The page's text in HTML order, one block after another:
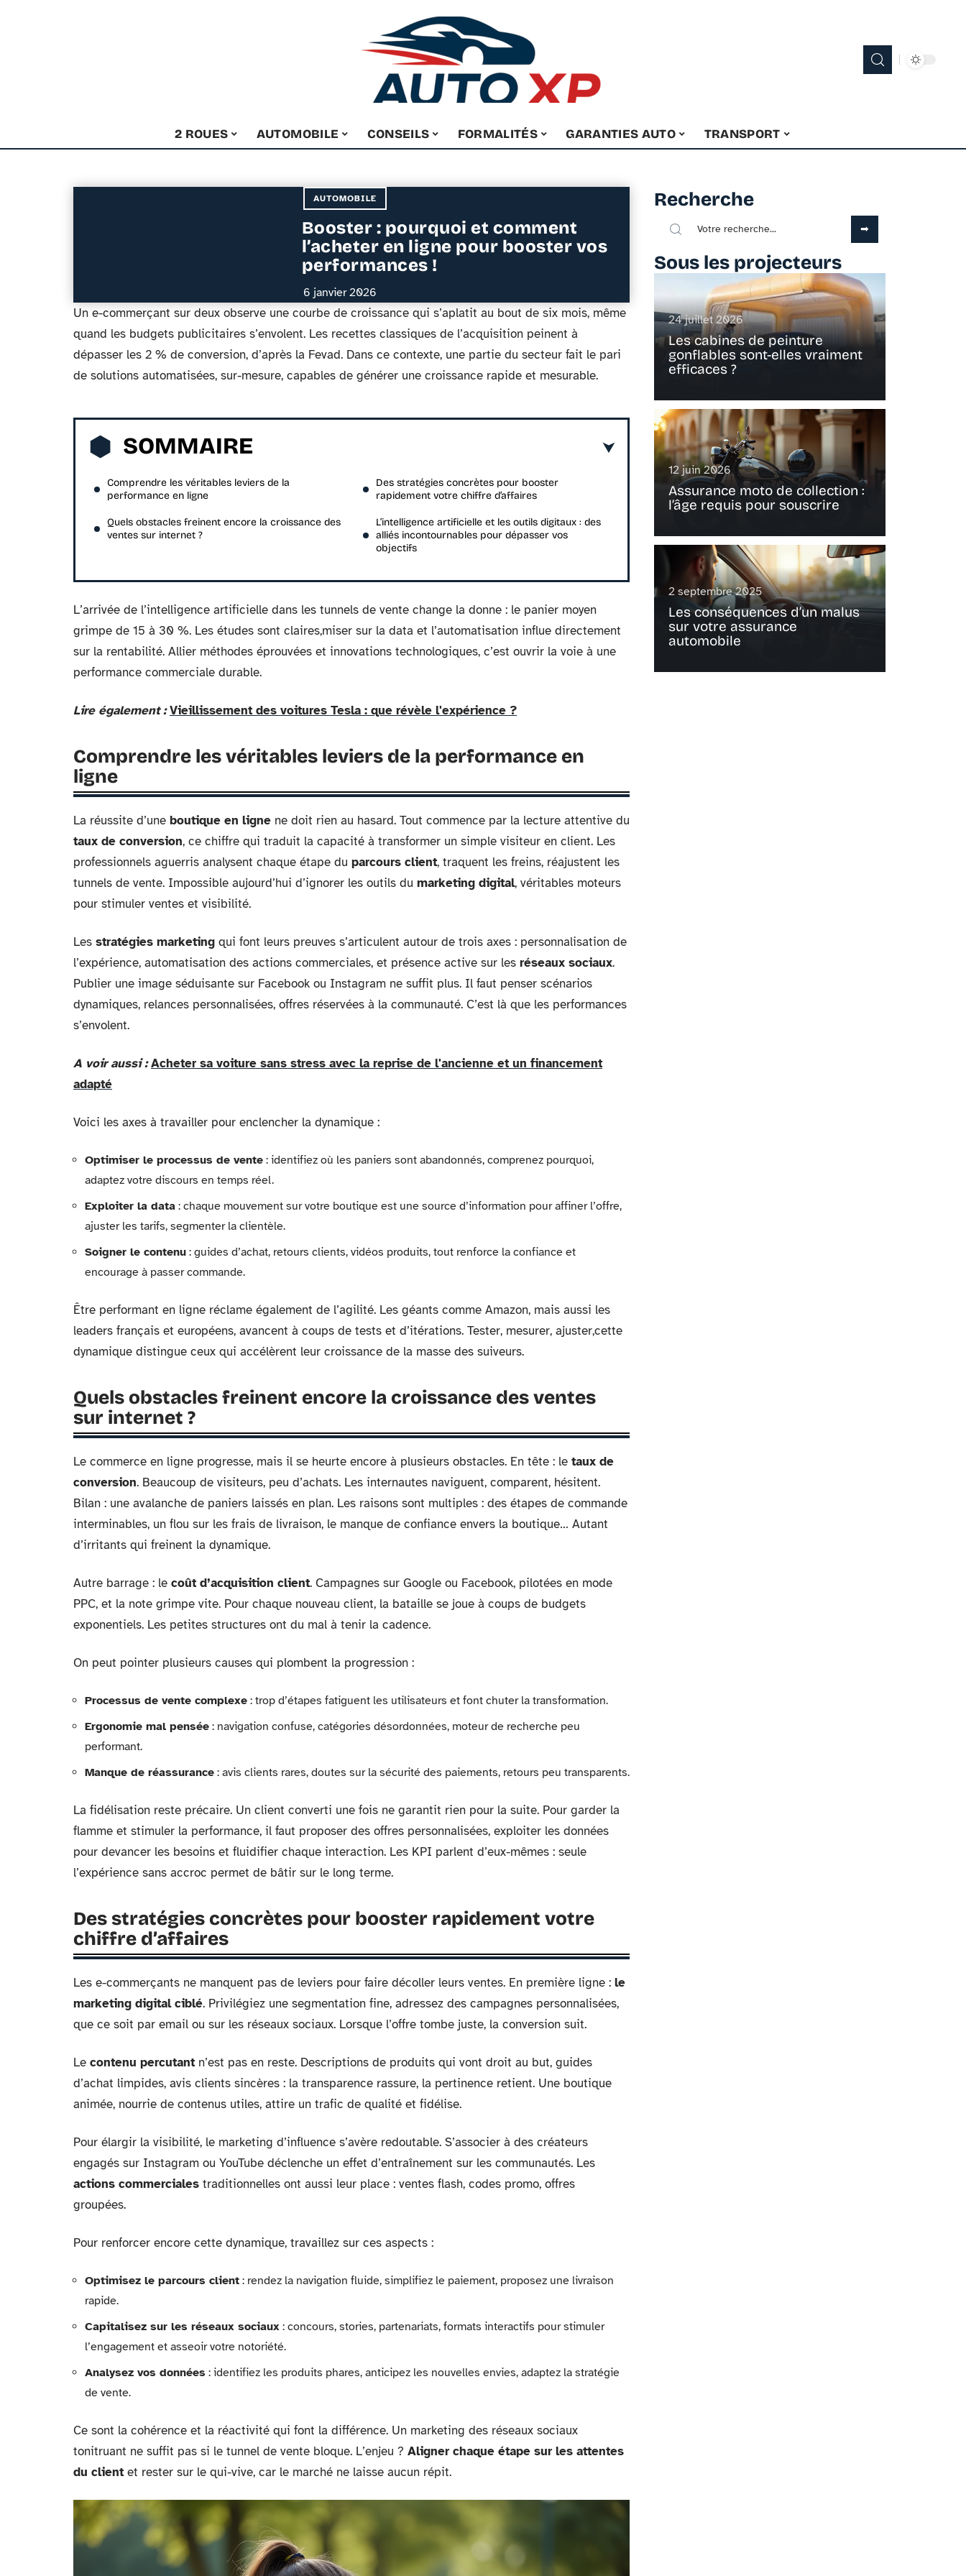
2 ROUES AUTOMOBILE CONSEILS FORMALITÉS GARANTIES AUTO TRANSPORT
AUTOMOBILE
Booster : pourquoi et comment
l’acheter en ligne pour booster vos
performances !
6 janvier 2026
Un e-commerçant sur deux observe une courbe de croissance qui s’aplatit au bout de six mois, même
quand les budgets publicitaires s’envolent. Les recettes classiques de l’acquisition peinent à
dépasser les 2 % de conversion, d’après la Fevad. Dans ce contexte, une partie du secteur fait le pari
de solutions automatisées, sur-mesure, capables de générer une croissance rapide et mesurable.
SOMMAIRE
Comprendre les véritables leviers de la
performance en ligne
Quels obstacles freinent encore la croissance des
ventes sur internet ?
Des stratégies concrètes pour booster
rapidement votre chiffre d’affaires
L’intelligence artificielle et les outils digitaux : des
alliés incontournables pour dépasser vos
objectifs
L’arrivée de l’intelligence artificielle dans les tunnels de vente change la donne : le panier moyen
grimpe de 15 à 30 %. Les études sont claires,miser sur la data et l’automatisation influe directement
sur la rentabilité. Allier méthodes éprouvées et innovations technologiques, c’est ouvrir la voie à une
performance commerciale durable.
Lire également : Vieillissement des voitures Tesla : que révèle l'expérience ?
Comprendre les véritables leviers de la performance en
ligne
La réussite d’une boutique en ligne ne doit rien au hasard. Tout commence par la lecture attentive du
taux de conversion, ce chiffre qui traduit la capacité à transformer un simple visiteur en client. Les
professionnels aguerris analysent chaque étape du parcours client, traquent les freins, réajustent les
tunnels de vente. Impossible aujourd’hui d’ignorer les outils du marketing digital, véritables moteurs
pour stimuler ventes et visibilité.
Les stratégies marketing qui font leurs preuves s’articulent autour de trois axes : personnalisation de
l’expérience, automatisation des actions commerciales, et présence active sur les réseaux sociaux.
Publier une image séduisante sur Facebook ou Instagram ne suffit plus. Il faut penser scénarios
dynamiques, relances personnalisées, offres réservées à la communauté. C’est là que les performances
s’envolent.
A voir aussi : Acheter sa voiture sans stress avec la reprise de l'ancienne et un financement
adapté
Voici les axes à travailler pour enclencher la dynamique :
Optimiser le processus de vente : identifiez où les paniers sont abandonnés, comprenez pourquoi,
adaptez votre discours en temps réel.
Exploiter la data : chaque mouvement sur votre boutique est une source d’information pour affiner l’offre,
ajuster les tarifs, segmenter la clientèle.
Soigner le contenu : guides d’achat, retours clients, vidéos produits, tout renforce la confiance et
encourage à passer commande.
Être performant en ligne réclame également de l’agilité. Les géants comme Amazon, mais aussi les
leaders français et européens, avancent à coups de tests et d’itérations. Tester, mesurer, ajuster,cette
dynamique distingue ceux qui accélèrent leur croissance de la masse des suiveurs.
Quels obstacles freinent encore la croissance des ventes
sur internet ?
Le commerce en ligne progresse, mais il se heurte encore à plusieurs obstacles. En tête : le taux de
conversion. Beaucoup de visiteurs, peu d’achats. Les internautes naviguent, comparent, hésitent.
Bilan : une avalanche de paniers laissés en plan. Les raisons sont multiples : des étapes de commande
interminables, un flou sur les frais de livraison, le manque de confiance envers la boutique… Autant
d’irritants qui freinent la dynamique.
Autre barrage : le coût d’acquisition client. Campagnes sur Google ou Facebook, pilotées en mode
PPC, et la note grimpe vite. Pour chaque nouveau client, la bataille se joue à coups de budgets
exponentiels. Les petites structures ont du mal à tenir la cadence.
On peut pointer plusieurs causes qui plombent la progression :
Processus de vente complexe : trop d’étapes fatiguent les utilisateurs et font chuter la transformation.
Ergonomie mal pensée : navigation confuse, catégories désordonnées, moteur de recherche peu
performant.
Manque de réassurance : avis clients rares, doutes sur la sécurité des paiements, retours peu transparents.
La fidélisation reste précaire. Un client converti une fois ne garantit rien pour la suite. Pour garder la
flamme et stimuler la performance, il faut proposer des offres personnalisées, exploiter les données
pour devancer les besoins et fluidifier chaque interaction. Les KPI parlent d’eux-mêmes : seule
l’expérience sans accroc permet de bâtir sur le long terme.
Des stratégies concrètes pour booster rapidement votre
chiffre d’affaires
Les e-commerçants ne manquent pas de leviers pour faire décoller leurs ventes. En première ligne : le
marketing digital ciblé. Privilégiez une segmentation fine, adressez des campagnes personnalisées,
que ce soit par email ou sur les réseaux sociaux. Lorsque l’offre tombe juste, la conversion suit.
Le contenu percutant n’est pas en reste. Descriptions de produits qui vont droit au but, guides
d’achat limpides, avis clients sincères : la transparence rassure, la pertinence retient. Une boutique
animée, nourrie de contenus utiles, attire un trafic de qualité et fidélise.
Pour élargir la visibilité, le marketing d’influence s’avère redoutable. S’associer à des créateurs
engagés sur Instagram ou YouTube déclenche un effet d’entraînement sur les communautés. Les
actions commerciales traditionnelles ont aussi leur place : ventes flash, codes promo, offres
groupées.
Pour renforcer encore cette dynamique, travaillez sur ces aspects :
Optimisez le parcours client : rendez la navigation fluide, simplifiez le paiement, proposez une livraison
rapide.
Capitalisez sur les réseaux sociaux : concours, stories, partenariats, formats interactifs pour stimuler
l’engagement et asseoir votre notoriété.
Analysez vos données : identifiez les produits phares, anticipez les nouvelles envies, adaptez la stratégie
de vente.
Ce sont la cohérence et la réactivité qui font la différence. Un marketing des réseaux sociaux
tonitruant ne suffit pas si le tunnel de vente bloque. L’enjeu ? Aligner chaque étape sur les attentes
du client et rester sur le qui-vive, car le marché ne laisse aucun répit.
Recherche
Sous les projecteurs
24 juillet 2026
Les cabines de peinture
gonflables sont-elles vraiment
efficaces ?
12 juin 2026
Assurance moto de collection :
l’âge requis pour souscrire
2 septembre 2025
Les conséquences d’un malus
sur votre assurance
automobile